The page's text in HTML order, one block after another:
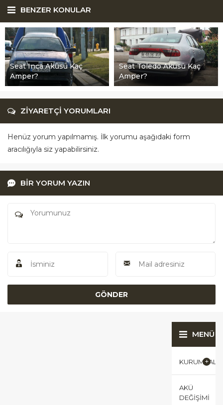
BENZER KONULAR
Seat Inca Aküsü Kaç
Amper?
Seat Toledo Aküsü Kaç
Amper?
ZİYARETÇİ YORUMLARI
Henüz yorum yapılmamış. İlk yorumu aşağıdaki form
aracılığıyla siz yapabilirsiniz.
BİR YORUM YAZIN
MENÜ
KURUMSAL
AKÜ
DEĞIŞIMI